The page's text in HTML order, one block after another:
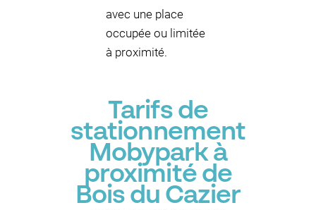
avec une place
occupée ou limitée
à proximité.
Tarifs de
stationnement
Mobypark à
proximité de
Bois du Cazier